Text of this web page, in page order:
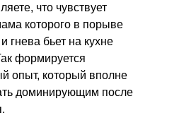
что чувствует
которого в порыве
гнева бьет на кухне
формируется
опыт, который вполне
доминирующим после